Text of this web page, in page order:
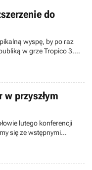
do
wyspę, by po raz
w grze Tropico 3.
rozszerzeniu
Games, o tytule Absolute
przyszłym
lutego konferencji
się ze wstępnymi
Blur (PC, X360, PS3),
dzienne ujrzały